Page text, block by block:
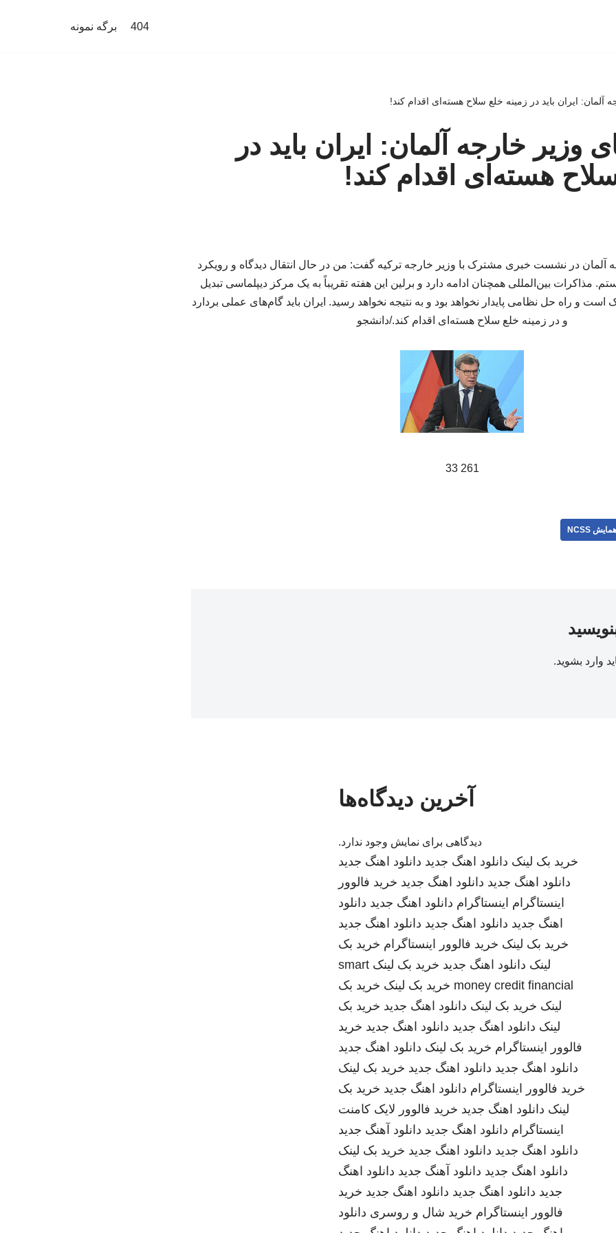
404 برگه نمونه
آلمان: ایران باید در زمینه خلع سلاح هسته‌ای اقدام کند!
وزیر خارجه آلمان: ایران باید در
هسته‌ای اقدام کند!
آلمان در نشست خبری مشترک با وزیر خارجه ترکیه گفت: من در حال انتقال دیدگاه و رویکرد
مذاکرات بین‌المللی همچنان ادامه دارد و برلین این هفته تقریباً به یک مرکز دیپلماسی تبدیل
است و راه حل نظامی پایدار نخواهد بود و به نتیجه نخواهد رسید. ایران باید گام‌های عملی بردارد
و در زمینه خلع سلاح هسته‌ای اقدام کند./دانشجو
261 33
همایش NCSS
وارد بشوید.
آخرین دیدگاه‌ها
دیدگاهی برای نمایش وجود ندارد.
خرید بک لینک دانلود اهنگ جدید دانلود اهنگ جدید
دانلود اهنگ جدید دانلود اهنگ جدید خرید فالوور
اینستاگرام اینستاگرام دانلود اهنگ جدید دانلود
اهنگ جدید دانلود اهنگ جدید دانلود اهنگ جدید
خرید بک لینک خرید فالوور اینستاگرام خرید بک
لینک دانلود اهنگ جدید خرید بک لینک smart
money credit financial خرید بک لینک خرید بک
لینک خرید بک لینک دانلود اهنگ جدید خرید بک
لینک دانلود اهنگ جدید دانلود اهنگ جدید خرید
فالوور اینستاگرام خرید بک لینک دانلود اهنگ جدید
دانلود اهنگ جدید دانلود اهنگ جدید خرید بک لینک
خرید فالوور اینستاگرام دانلود اهنگ جدید خرید بک
لینک دانلود اهنگ جدید خرید فالوور لایک کامنت
اینستاگرام دانلود اهنگ جدید دانلود آهنگ جدید
دانلود اهنگ جدید دانلود اهنگ جدید خرید بک لینک
دانلود اهنگ جدید دانلود آهنگ جدید دانلود اهنگ
جدید دانلود اهنگ جدید دانلود اهنگ جدید خرید
فالوور اینستاگرام خرید شال و روسری دانلود